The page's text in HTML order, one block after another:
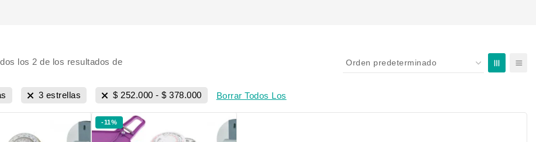
los 2 de los resultados de
3 estrellas $ 252.000 -$ 378.000 Borrar Todos Los
-11%